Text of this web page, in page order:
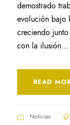
demostrado
evolución bajo
creciendo
con la ilusión...
READ
Noticias